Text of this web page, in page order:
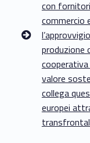
con
commercio
produzione
valore
collega
europei